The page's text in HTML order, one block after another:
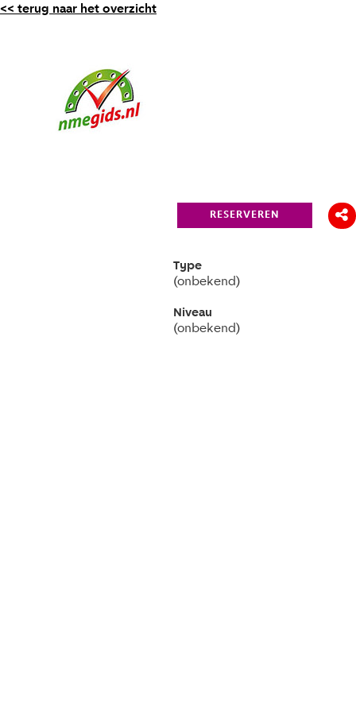
<< terug naar het overzicht
RESERVEREN
Type
(onbekend)
Niveau
(onbekend)